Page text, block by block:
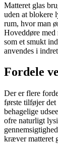
Matteret glas
uden at blokere
rum, hvor man
Hoveddøre med
som et smukt
anvendes i
Fordele
Der er flere
første tilføjer det
behagelige
ofre naturligt
kræver matteret